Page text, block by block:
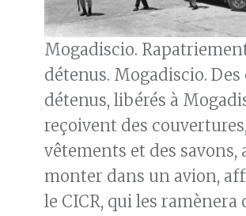
Mogadiscio.
détenus. Mogadiscio. Des
détenus, libérés à
reçoivent des
vêtements et des savons,
monter dans un avion,
le CICR, qui les ramènera